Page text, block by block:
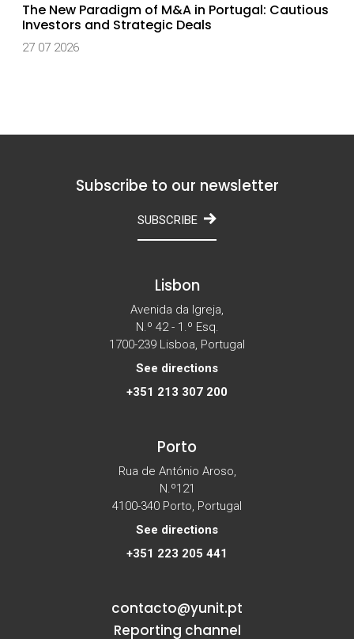
The New Paradigm of M&A in Portugal: Cautious
Investors and Strategic Deals
27 07 2026
Subscribe to our newsletter
SUBSCRIBE
Lisbon
Avenida da Igreja,
N.º 42 - 1.º Esq.
1700-239 Lisboa, Portugal
See directions
+351 213 307 200
Porto
Rua de António Aroso,
N.º121
4100-340 Porto, Portugal
See directions
+351 223 205 441
contacto@yunit.pt
Reporting channel